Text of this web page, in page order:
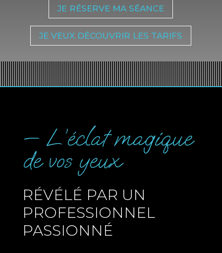
JE RÉSERVE MA SÉANCE
JE VEUX DÉCOUVRIR LES TARIFS
— L’éclat magique
de vos yeux
RÉVÉLÉ PAR UN
PROFESSIONNEL
PASSIONNÉ